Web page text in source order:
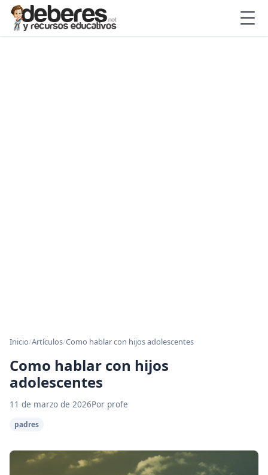
Inicio/Artículos/Como hablar con hijos adolescentes
Como hablar con hijos
adolescentes
11 de marzo de 2026Por profe
padres